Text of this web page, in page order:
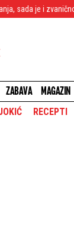
Potpisao
ZABAVA MAGAZIN
RECEPTI